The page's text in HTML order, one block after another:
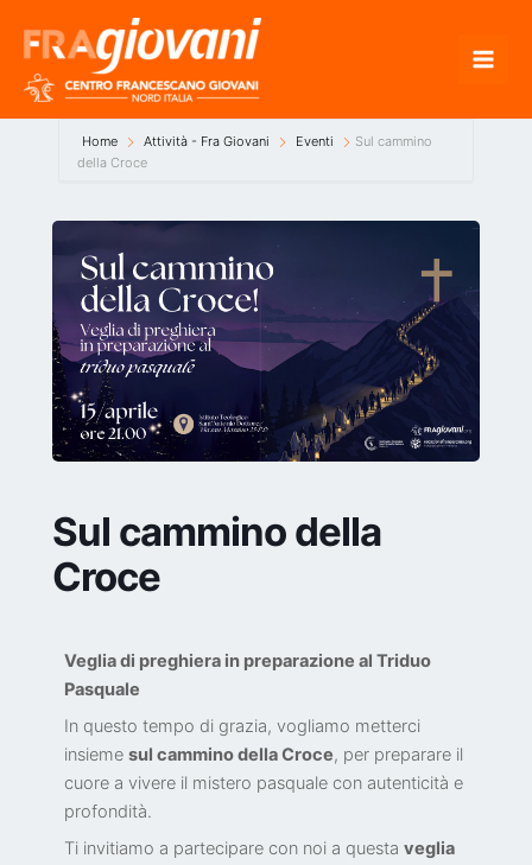
contenuto
Home Attività - Fra Giovani Eventi
Sul cammino
della Croce
Sul cammino della
Croce
Veglia di preghiera in preparazione al Triduo
Pasquale
In questo tempo di grazia, vogliamo metterci
insieme sul cammino della Croce, per preparare il
cuore a vivere il mistero pasquale con autenticità e
profondità.
Ti invitiamo a partecipare con noi a questa veglia